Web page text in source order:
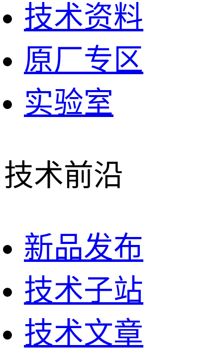
技术资料
原厂专区
实验室
技术前沿
新品发布
技术子站
技术文章